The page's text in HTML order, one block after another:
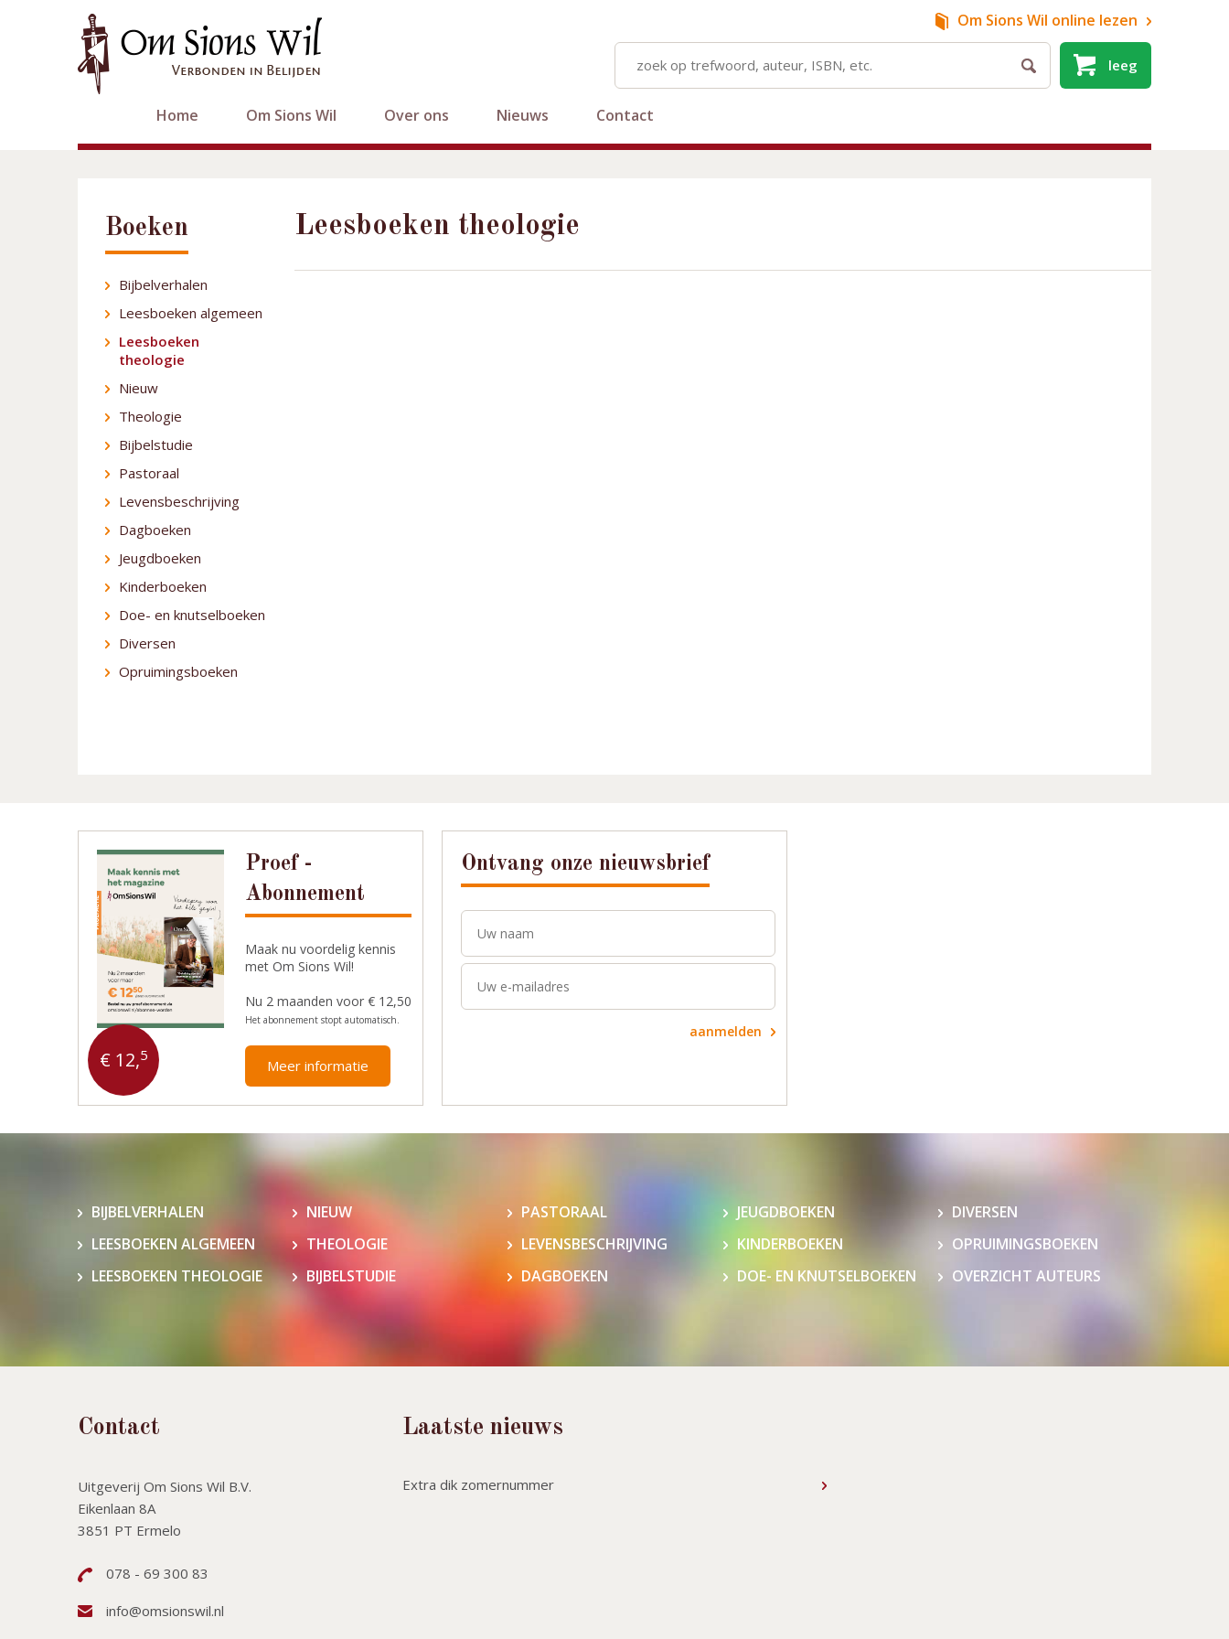
Om Sions Wil online lezen
leeg
Home Om Sions Wil Over ons Nieuws Contact
Boeken
Bijbelverhalen
Leesboeken algemeen
Leesboeken
theologie
Nieuw
Theologie
Bijbelstudie
Pastoraal
Levensbeschrijving
Dagboeken
Jeugdboeken
Kinderboeken
Doe- en knutselboeken
Diversen
Opruimingsboeken
Leesboeken theologie
€ 12,5
Proef -
Abonnement
Maak nu voordelig kennis
met Om Sions Wil!
Nu 2 maanden voor € 12,50
Het abonnement stopt automatisch.
Meer informatie
Ontvang onze nieuwsbrief
aanmelden
BIJBELVERHALEN
LEESBOEKEN ALGEMEEN
LEESBOEKEN THEOLOGIE
NIEUW
THEOLOGIE
BIJBELSTUDIE
PASTORAAL
LEVENSBESCHRIJVING
DAGBOEKEN
JEUGDBOEKEN
KINDERBOEKEN
DOE- EN KNUTSELBOEKEN
DIVERSEN
OPRUIMINGSBOEKEN
OVERZICHT AUTEURS
Contact
Uitgeverij Om Sions Wil B.V.
Eikenlaan 8A
3851 PT Ermelo
078 - 69 300 83
info@omsionswil.nl
Laatste nieuws
Extra dik zomernummer